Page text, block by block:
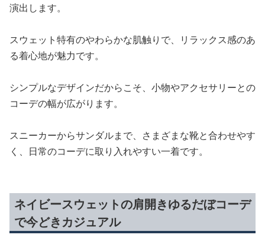
演出します。
スウェット特有のやわらかな肌触りで、リラックス感のあ
る着心地が魅力です。
シンプルなデザインだからこそ、小物やアクセサリーとの
コーデの幅が広がります。
スニーカーからサンダルまで、さまざまな靴と合わせやす
く、日常のコーデに取り入れやすい一着です。
ネイビースウェットの肩開きゆるだぼコーデ
で今どきカジュアル